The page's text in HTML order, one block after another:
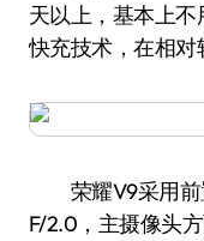
天以上，基本上
快充技术，在相对
荣耀V9采用前
F/2.0，主摄像头